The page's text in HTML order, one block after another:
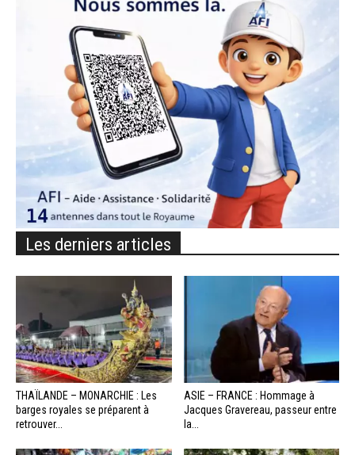
Les derniers articles
THAÏLANDE – MONARCHIE : Les
barges royales se préparent à
retrouver...
ASIE – FRANCE : Hommage à
Jacques Gravereau, passeur entre
la...